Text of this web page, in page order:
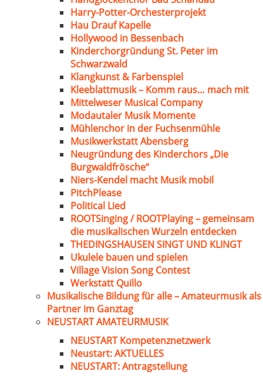
Harry-Potter-Orchesterprojekt
Hau Drauf Kapelle
Hollywood in Bessenbach
Kinderchorgründung St. Peter im
Schwarzwald
Klangkunst & Farbenspiel
Kleeblattmusik – Komm raus… mach mit
Mittelweser Musical Company
Modautaler Musik Momente
Mühlenchor in der Fuchsenmühle
Musikwerkstatt Abensberg
Neugründung des Kinderchors „Die
Burgwaldfrösche“
Niers-Kendel macht Musik mobil
PitchPlease
Political Lied
ROOTSinging / ROOTPlaying – gemeinsam
die musikalischen Wurzeln entdecken
THEDINGSHAUSEN SINGT UND KLINGT
Ukulele bauen und spielen
Village Vision Song Contest
Werkstatt Quillo
Musikalische Bildung für alle – Amateurmusik als
Partner im Ganztag
NEUSTART AMATEURMUSIK
NEUSTART Kompetenznetzwerk
Neustart: AKTUELLES
NEUSTART: Antragstellung